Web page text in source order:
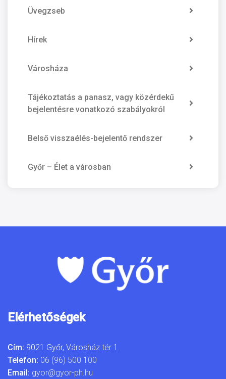
Üvegzseb
Hírek
Városháza
Tájékoztatás a panasz, vagy közérdekű
bejelentésre vonatkozó szabályokról
Belső visszaélés-bejelentő rendszer
Győr – Élet a városban
Elérhetőségek
Cím: 9021 Győr, Városház tér 1.
Telefon: 06 (96) 500 100
Email: gyor@gyor-ph.hu